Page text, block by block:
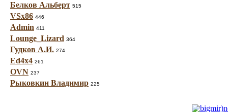
Белков Альберт 515
VSx86 446
Admin 411
Lounge_Lizard 364
Гудков А.И. 274
Ed4x4 261
OVN 237
Рыковкин Владимир 225